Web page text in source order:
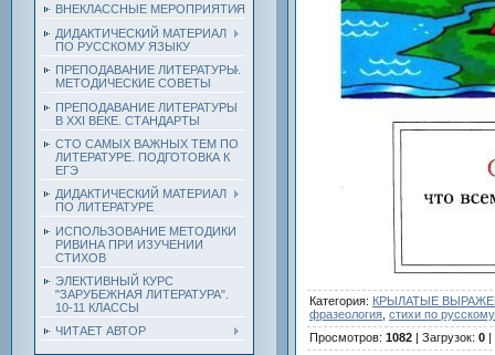
ВНЕКЛАССНЫЕ МЕРОПРИЯТИЯ
ДИДАКТИЧЕСКИЙ МАТЕРИАЛ
ПО РУССКОМУ ЯЗЫКУ
ПРЕПОДАВАНИЕ ЛИТЕРАТУРЫ.
МЕТОДИЧЕСКИЕ СОВЕТЫ
ПРЕПОДАВАНИЕ ЛИТЕРАТУРЫ
В XXI ВЕКЕ. СТАНДАРТЫ
СТО САМЫХ ВАЖНЫХ ТЕМ ПО
ЛИТЕРАТУРЕ. ПОДГОТОВКА К
ЕГЭ
ДИДАКТИЧЕСКИЙ МАТЕРИАЛ
ПО ЛИТЕРАТУРЕ
ИСПОЛЬЗОВАНИЕ МЕТОДИКИ
РИВИНА ПРИ ИЗУЧЕНИИ
СТИХОВ
ЭЛЕКТИВНЫЙ КУРС
"ЗАРУБЕЖНАЯ ЛИТЕРАТУРА".
10-11 КЛАССЫ
ЧИТАЕТ АВТОР
Категория: КРЫЛАТЫЕ
фразеология стихи по
Просмотров: 1082 | Загрузок: 0 |